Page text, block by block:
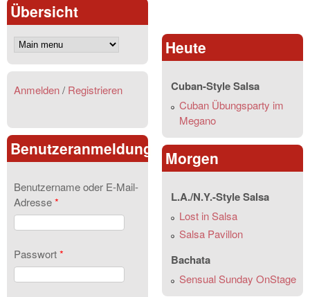
Übersicht
Anmelden/ Registrieren
Benutzeranmeldung
Benutzername oder E-Mail-
Adresse*
Passwort*
Heute
Cuban-Style Salsa
Cuban Übungsparty im
Megano
Morgen
L.A./N.Y.-Style Salsa
Lost in Salsa
Salsa Pavillon
Bachata
Sensual Sunday OnStage